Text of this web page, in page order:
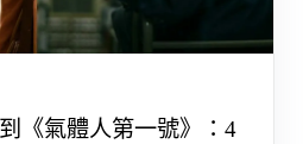
《氣體人第一號》：4